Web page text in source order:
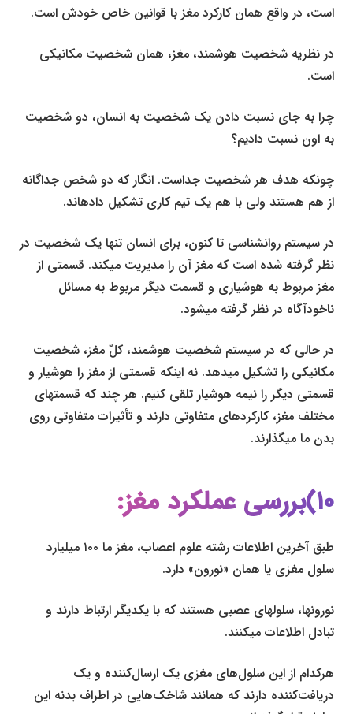
است، در واقع همان کارکرد مغز با قوانین خاص خودش است.
در نظریه شخصیت هوشمند، مغز، همان شخصیت مکانیکی
است.
چرا به جای نسبت دادن یک شخصیت به انسان، دو شخصیت
به اون نسبت دادیم؟
چونکه هدف هر شخصیت جداست. انگار که دو شخص جداگانه
از هم هستند ولی با هم یک تیم کاری تشکیل داده­اند.
در سیستم روان­شناسی تا کنون، برای انسان تنها یک شخصیت در
نظر گرفته شده است که مغز آن را مدیریت می­کند. قسمتی از
مغز مربوط به هوشیاری و قسمت دیگر مربوط به مسائل
ناخودآگاه در نظر گرفته می­شود.
در حالی که در سیستم شخصیت هوشمند، کلّ مغز، شخصیت
مکانیکی را تشکیل می­دهد. نه اینکه قسمتی از مغز را هوشیار و
قسمتی دیگر را نیمه هوشیار تلقی کنیم. هر چند که قسمت­های
مختلف مغز، کارکردهای متفاوتی دارند و تأثیرات متفاوتی روی
بدن ما می­گذارند.
۱۰)بررسی عملکرد مغز:
طبق آخرین اطلاعات رشته علوم اعصاب، مغز ما ۱۰۰ میلیارد
سلول مغزی یا همان «نورون» دارد.
نورون­ها، سلول­های عصبی هستند که با یکدیگر ارتباط دارند و
تبادل اطلاعات می­کنند.
هرکدام از این سلول‌های مغزی یک ارسال‌کننده و یک
دریافت‌کننده دارند که همانند شاخک‌هایی در اطراف بدنه این